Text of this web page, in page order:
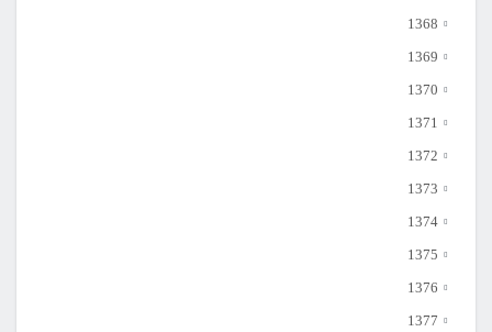
1368
1369
1370
1371
1372
1373
1374
1375
1376
1377